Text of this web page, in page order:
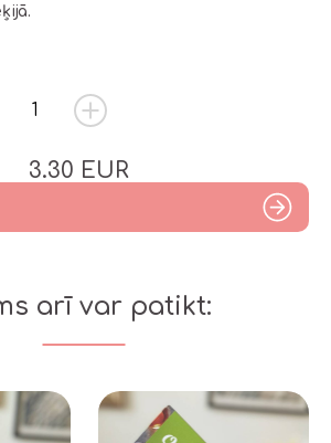
3.30 EUR
arī var patikt: